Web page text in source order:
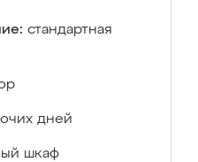
стандартная
дней
шкаф